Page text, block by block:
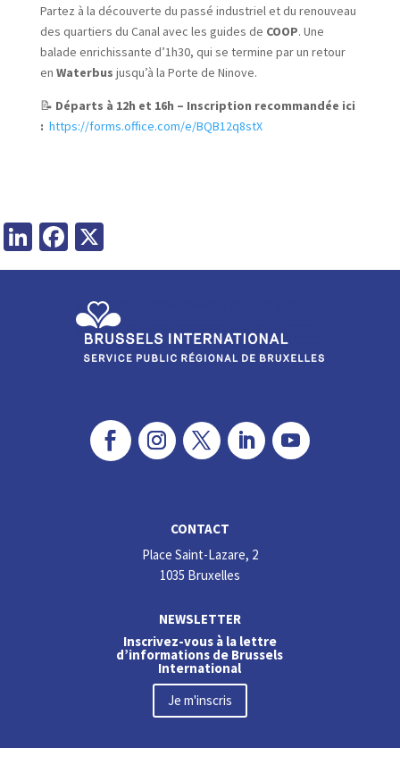
Partez à la découverte du passé industriel et du renouveau
des quartiers du Canal avec les guides de COOP. Une
balade enrichissante d’1h30, qui se termine par un retour
en Waterbus jusqu’à la Porte de Ninove.
📝 Départs à 12h et 16h – Inscription recommandée ici
: https://forms.office.com/e/BQB12q8stX
LinkedIn
Facebook
CONTACT
Place Saint-Lazare, 2
1035 Bruxelles
NEWSLETTER
Inscrivez-vous à la lettre
d’informations de Brussels
International
Je m'inscris